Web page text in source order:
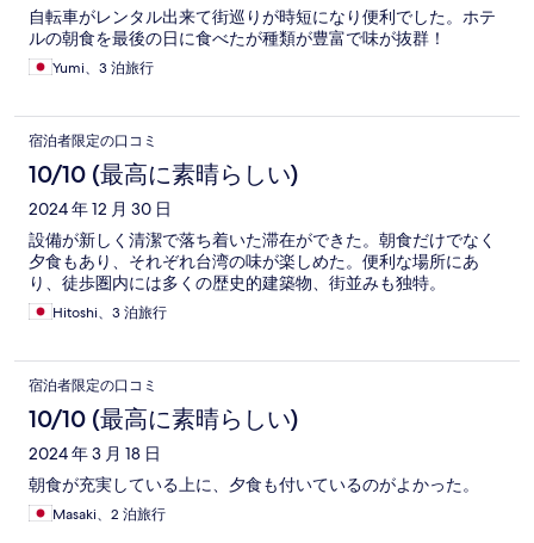
自転車がレンタル出来て街巡りが時短になり便利でした。ホテ
ルの朝食を最後の日に食べたが種類が豊富で味が抜群！
Yumi、3 泊旅行
宿泊者限定の口コミ
10/10 (最高に素晴らしい)
2024 年 12 月 30 日
設備が新しく清潔で落ち着いた滞在ができた。朝食だけでなく
夕食もあり、それぞれ台湾の味が楽しめた。便利な場所にあ
り、徒歩圏内には多くの歴史的建築物、街並みも独特。
Hitoshi、3 泊旅行
宿泊者限定の口コミ
10/10 (最高に素晴らしい)
2024 年 3 月 18 日
朝食が充実している上に、夕食も付いているのがよかった。
Masaki、2 泊旅行